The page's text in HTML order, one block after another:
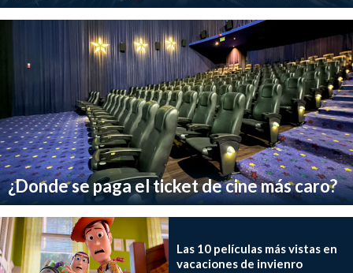
¿Donde se paga el ticket de cine más caro?
Las 10 películas más vistas en
vacaciones de invienro